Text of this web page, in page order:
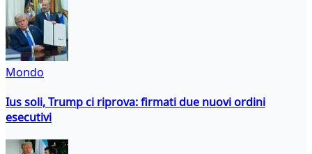
Mondo
Ius soli, Trump ci riprova: firmati due nuovi ordini
esecutivi